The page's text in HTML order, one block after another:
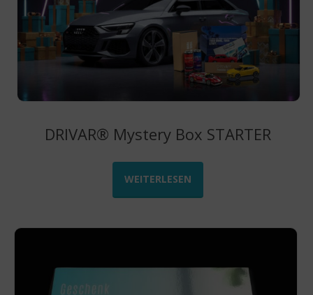
DRIVAR® Mystery Box STARTER
WEITERLESEN